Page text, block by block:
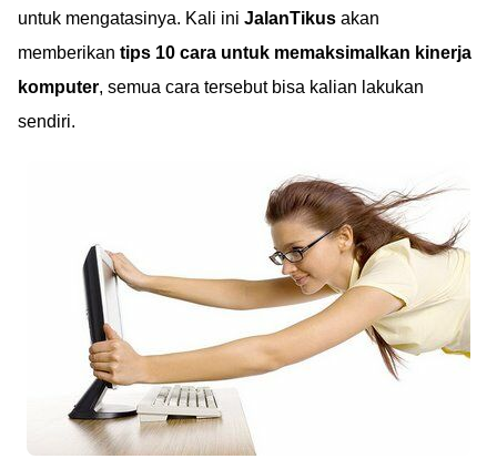
untuk mengatasinya. Kali ini JalanTikus akan
memberikan tips 10 cara untuk memaksimalkan kinerja
komputer, semua cara tersebut bisa kalian lakukan
sendiri.